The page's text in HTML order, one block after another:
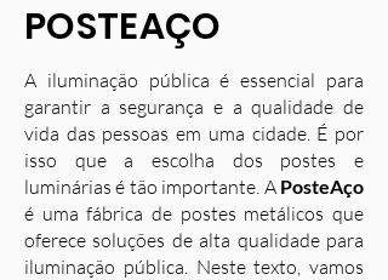
POSTEAÇO
A iluminação pública é essencial para
garantir a segurança e a qualidade de
vida das pessoas em uma cidade. É por
isso que a escolha dos postes e
luminárias é tão importante. A PosteAço
é uma fábrica de postes metálicos que
oferece soluções de alta qualidade para
iluminação pública. Neste texto, vamos